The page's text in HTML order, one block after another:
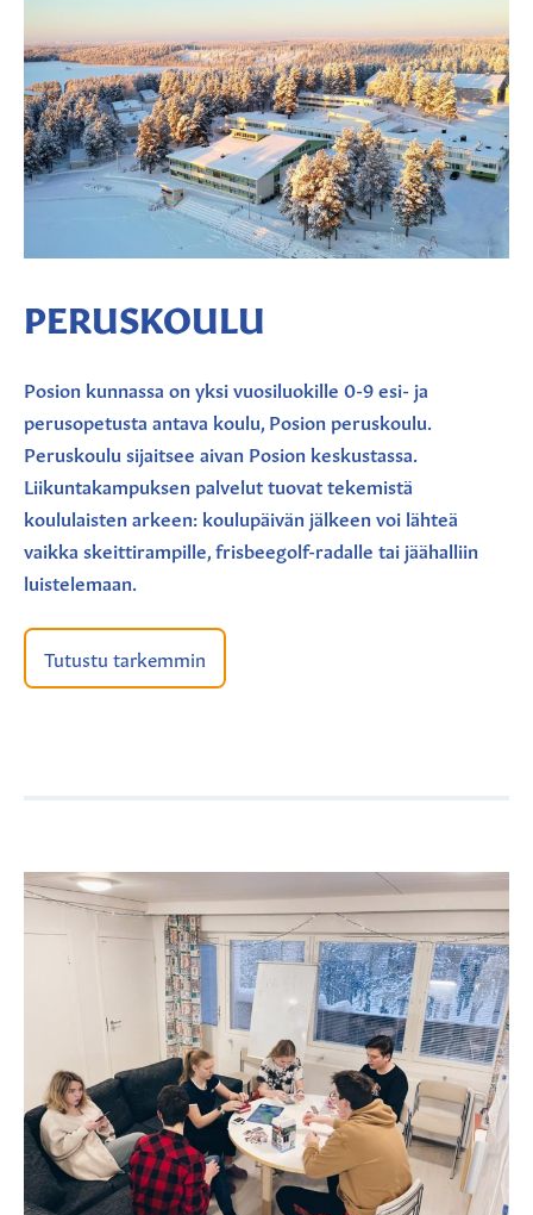
PERUSKOULU
Posion kunnassa on yksi vuosiluokille 0-9 esi- ja
perusopetusta antava koulu, Posion peruskoulu.
Peruskoulu sijaitsee aivan Posion keskustassa.
Liikuntakampuksen palvelut tuovat tekemistä
koululaisten arkeen: koulupäivän jälkeen voi lähteä
vaikka skeittirampille, frisbeegolf-radalle tai jäähalliin
luistelemaan.
Tutustu tarkemmin